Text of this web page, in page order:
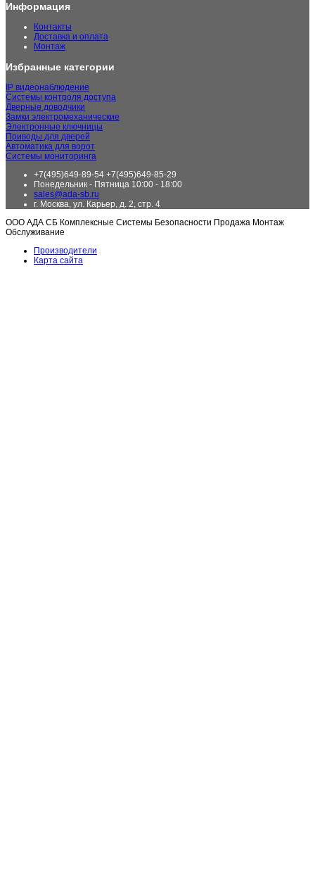
Информация
Контакты
Доставка и оплата
Монтаж
Избранные категории
IP видеонаблюдение
Системы контроля доступа
Дверные доводчики
Замки электромеханические
Электронные ключницы
Приводы для дверей
Автоматика для ворот
Системы мониторинга
+7(495)649-89-54 +7(495)649-85-29
Понедельник - Пятница 10:00 - 18:00
sales@ada-sb.ru
г. Москва, ул. Карьер, д. 2, стр. 4
ООО АДА СБ Комплексные Системы Безопасности Продажа Монтаж
Обслуживание
Производители
Карта сайта